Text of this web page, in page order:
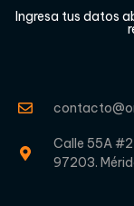
Ingresa tus datos
Calle 55A
97203.